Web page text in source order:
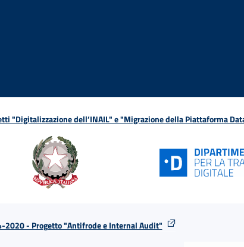
"Digitalizzazione dell’INAIL" e "Migrazione della Piattaforma
2020 - Progetto "Antifrode e Internal Audit"